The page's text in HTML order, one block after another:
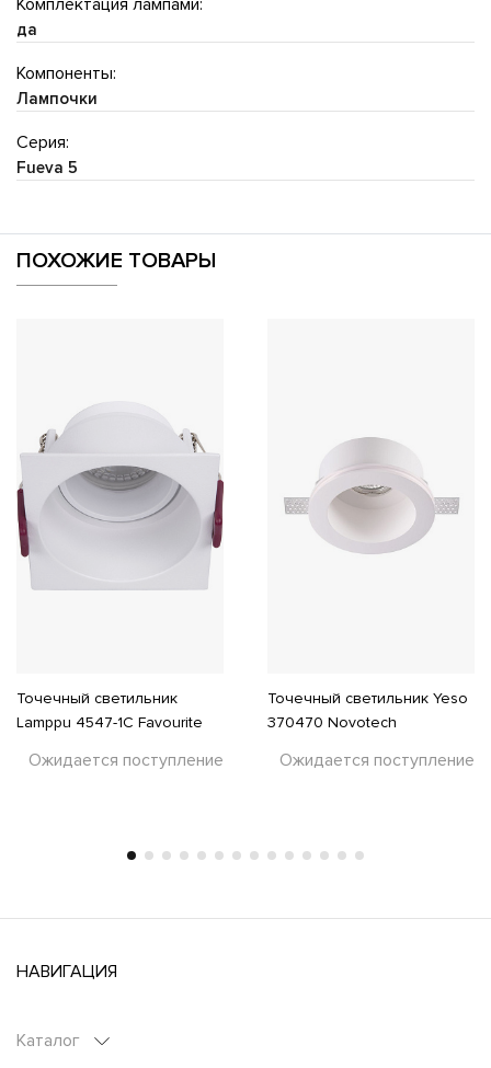
да
Компоненты:
Лампочки
Серия:
Fueva 5
ПОХОЖИЕ ТОВАРЫ
Точечный светильник
Lamppu 4547-1C Favourite
Ожидается поступление
Точечный светильник Yeso
370470 Novotech
Ожидается поступление
НАВИГАЦИЯ
Каталог